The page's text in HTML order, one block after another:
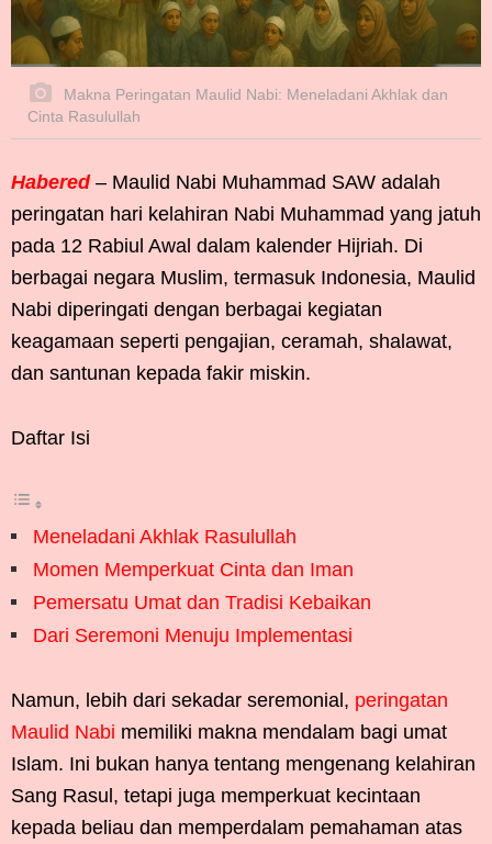
Makna Peringatan Maulid Nabi: Meneladani Akhlak dan
Cinta Rasulullah
Habered– Maulid Nabi Muhammad SAW adalah
peringatan hari kelahiran Nabi Muhammad yang jatuh
pada 12 Rabiul Awal dalam kalender Hijriah. Di
berbagai negara Muslim, termasuk Indonesia, Maulid
Nabi diperingati dengan berbagai kegiatan
keagamaan seperti pengajian, ceramah, shalawat,
dan santunan kepada fakir miskin.
Daftar Isi
Meneladani Akhlak Rasulullah
Momen Memperkuat Cinta dan Iman
Pemersatu Umat dan Tradisi Kebaikan
Dari Seremoni Menuju Implementasi
Namun, lebih dari sekadar seremonial, peringatan
Maulid Nabi memiliki makna mendalam bagi umat
Islam. Ini bukan hanya tentang mengenang kelahiran
Sang Rasul, tetapi juga memperkuat kecintaan
kepada beliau dan memperdalam pemahaman atas